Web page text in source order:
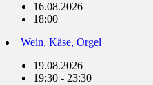
16.08.2026
18:00
Wein, Käse, Orgel
19.08.2026
19:30 - 23:30